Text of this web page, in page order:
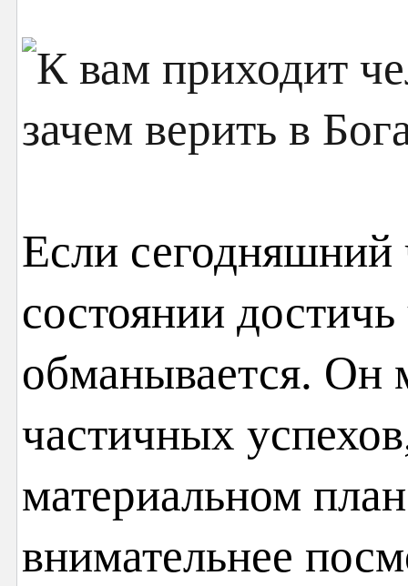
Если сегодняшний
состоянии
обманывается. Он
частичных
материальном
внимательнее